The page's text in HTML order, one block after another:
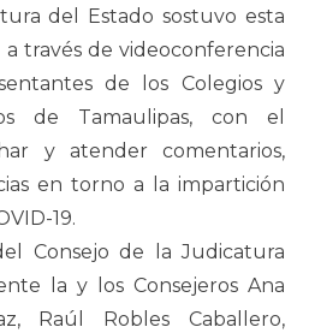
del Estado sostuvo esta
través de videoconferencia
de los Colegios y
de Tamaulipas, con el
y atender comentarios,
en torno a la impartición
19.
Consejo de la Judicatura
la y los Consejeros Ana
Raúl Robles Caballero,